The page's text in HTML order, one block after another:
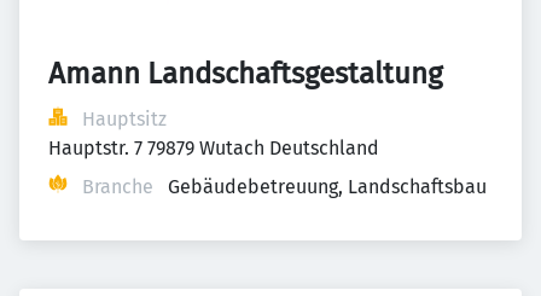
Amann Landschaftsgestaltung
Hauptsitz
Hauptstr. 7 79879 Wutach Deutschland
Branche
Gebäudebetreuung, Landschaftsbau